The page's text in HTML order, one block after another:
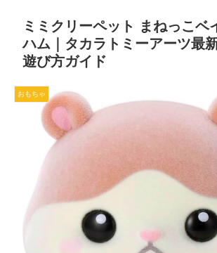
ミミクリーペット まねっこベ
ハム｜タカラトミーアーツ最
遊び方ガイド
おもちゃ